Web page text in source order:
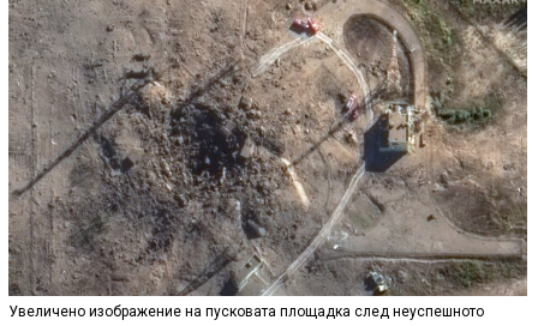
Увеличено изображение на пусковата площадка след неуспешното